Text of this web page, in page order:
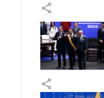
share
share